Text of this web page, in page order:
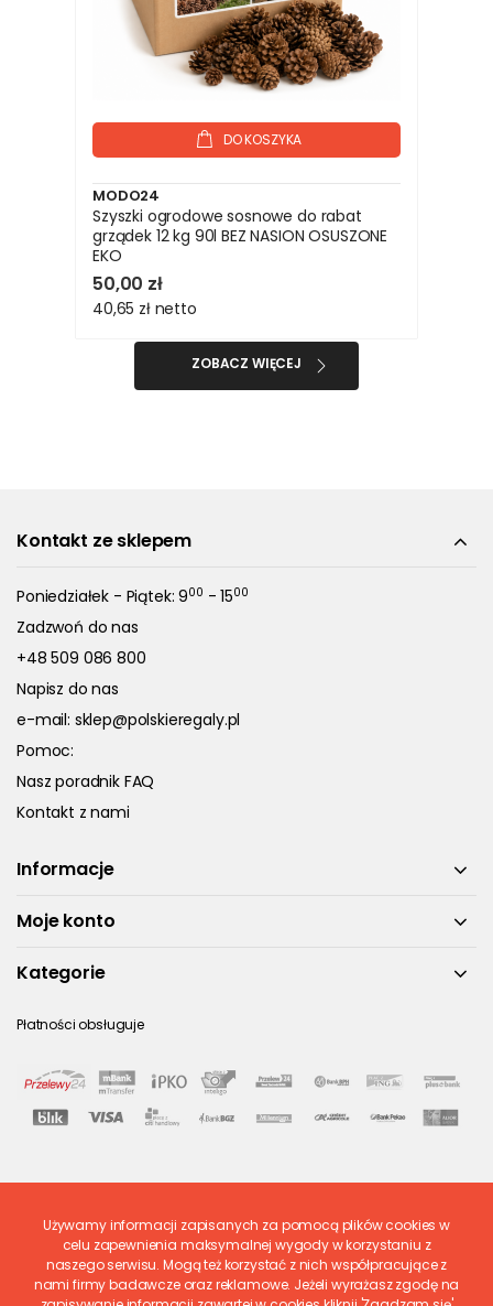
DO KOSZYKA
MODO24
Szyszki ogrodowe sosnowe do rabat
grządek 12 kg 90l BEZ NASION OSUSZONE
EKO
50,00 zł
40,65 zł netto
ZOBACZ WIĘCEJ
Kontakt ze sklepem
Poniedziałek - Piątek: 900 - 1500
Zadzwoń do nas
+48 509 086 800
Napisz do nas
e-mail: sklep@polskieregaly.pl
Pomoc:
Nasz poradnik FAQ
Kontakt z nami
Informacje
Moje konto
Kategorie
Płatności obsługuje
Ostatnio ocenione
Używamy informacji zapisanych za pomocą plików cookies w
celu zapewnienia maksymalnej wygody w korzystaniu z
naszego serwisu. Mogą też korzystać z nich współpracujące z
nami firmy badawcze oraz reklamowe. Jeżeli wyrażasz zgodę na